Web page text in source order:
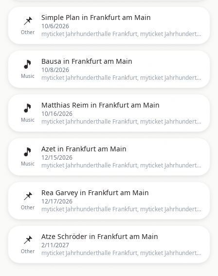
📌
Other
Simple Plan in Frankfurt am Main
10/6/2026
myticket Jahrhunderthalle Frankfurt, myticket Jahrhunderthalle Frankfurt, Frankfurt, HE, Germany, Frankfurt
🎵
Music
Bausa in Frankfurt am Main
10/8/2026
myticket Jahrhunderthalle Frankfurt, myticket Jahrhunderthalle Frankfurt, Frankfurt, HE, Germany, Frankfurt
🎵
Music
Matthias Reim in Frankfurt am Main
10/16/2026
myticket Jahrhunderthalle Frankfurt, myticket Jahrhunderthalle Frankfurt, Frankfurt, HE, Germany, Frankfurt
🎵
Music
Azet in Frankfurt am Main
12/15/2026
myticket Jahrhunderthalle Frankfurt, myticket Jahrhunderthalle Frankfurt, Frankfurt, HE, Germany, Frankfurt
📌
Other
Rea Garvey in Frankfurt am Main
12/17/2026
myticket Jahrhunderthalle Frankfurt, myticket Jahrhunderthalle Frankfurt, Frankfurt, HE, Germany, Frankfurt
📌
Other
Atze Schröder in Frankfurt am Main
2/11/2027
myticket Jahrhunderthalle Frankfurt, myticket Jahrhunderthalle Frankfurt, Frankfurt, HE, Germany, Frankfurt